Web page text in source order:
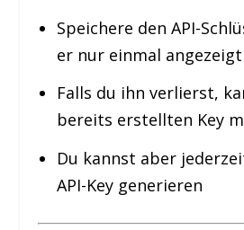
Speichere den API-
er nur einmal
Falls du ihn verlierst,
bereits erstellten Key
Du kannst aber
API-Key generieren